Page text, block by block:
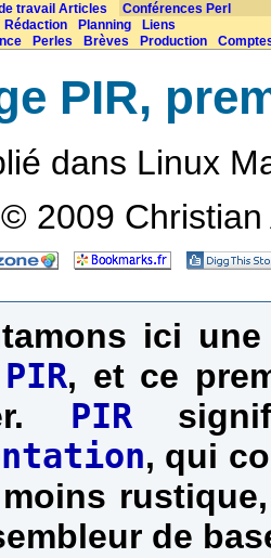
travail Articles
Conférences Perl
Rédaction Planning
Liens
Perles Brèves Production
PIR,
dans Linux
2009
ici
PIR, et ce
PIR
, qui
de